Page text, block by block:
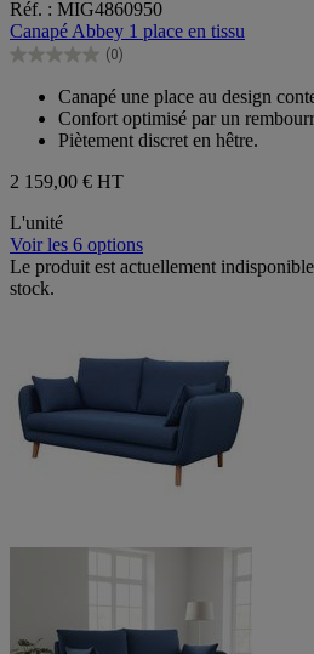
sur
5
étoiles.
Réf. : MIG4860950
Canapé Abbey 1 place en tissu
(0)
0.0
étoiles.
Canapé une place au design
Confort optimisé par un
Piètement discret en hêtre.
2 159,00 € HT
L'unité
Voir les 6 options
Le produit est actuellement
stock.